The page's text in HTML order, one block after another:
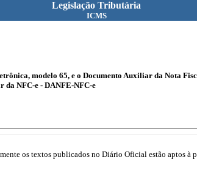
Legislação Tributária
ICMS
modelo 65, e o Documento Auxiliar da Nota
da NFC-e - DANFE-NFC-e
os textos publicados no Diário Oficial estão aptos à